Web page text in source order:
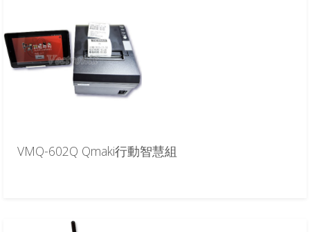
VMQ-602Q Qmaki行動智慧組